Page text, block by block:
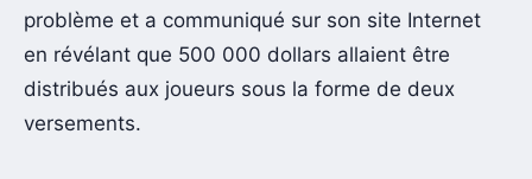
problème et a communiqué sur son site Internet
en révélant que 500 000 dollars allaient être
distribués aux joueurs sous la forme de deux
versements.